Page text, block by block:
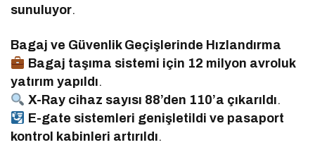
sunuluyor.
Bagaj ve Güvenlik Geçişlerinde Hızlandırma
Bagaj taşıma sistemi için 12 milyon avroluk
yatırım yapıldı.
X-Ray cihaz sayısı 88’den 110’a çıkarıldı.
E-gate sistemleri genişletildi ve pasaport
kontrol kabinleri artırıldı.